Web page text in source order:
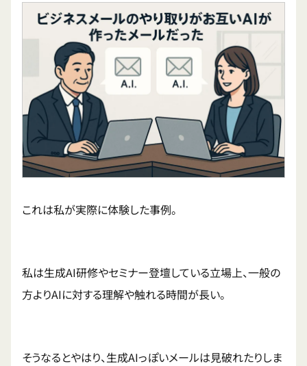
これは私が実際に体験した事例。
私は生成AI研修やセミナー登壇している立場上、一般の
方よりAIに対する理解や触れる時間が長い。
そうなるとやはり、生成AIっぽいメールは見破れたりしま